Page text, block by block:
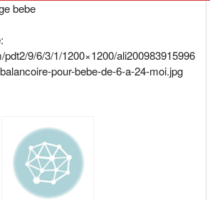
bebe
9/6/3/1/1200×1200/ali200983915996
pour-bebe-de-6-a-24-moi.jpg